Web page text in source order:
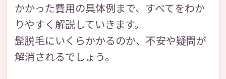
かかった費用の具体例まで、すべてをわか
りやすく解説していきます。
髭脱毛にいくらかかるのか、不安や疑問が
解消されるでしょう。